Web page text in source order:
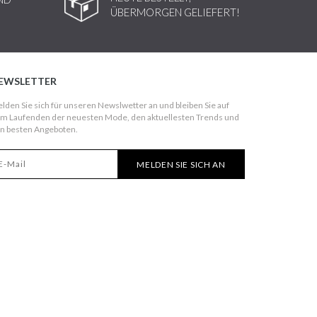
ÜBERMORGEN GELIEFERT!
Sie sich für unseren Newslwetter an und bleiben Sie auf
Laufenden der neuesten Mode, den aktuellesten Trends und
besten Angeboten.
MELDEN SIE SICH AN